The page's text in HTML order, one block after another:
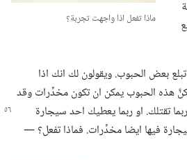
ماذا تفعل اذا واجهت تجربة؟‏
بعض الحبوب.‏ ويقولون لك انك اذا
هذه الحبوب يمكن ان تكون مخدِّرات وقد
تقتلك.‏ او ربما يعطيك احد سيجارة
فيها ايضا مخدِّرات.‏ فماذا تفعل؟‏ —‏